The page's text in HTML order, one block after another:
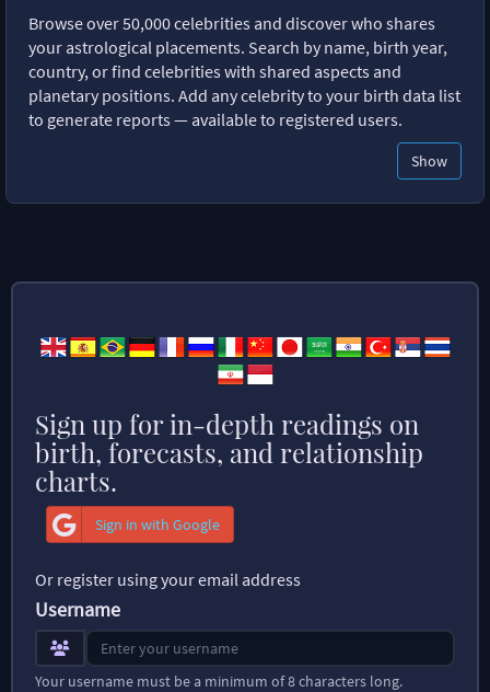
Browse over 50,000 celebrities and discover who shares
your astrological placements. Search by name, birth year,
country, or find celebrities with shared aspects and
planetary positions. Add any celebrity to your birth data list
to generate reports — available to registered users.
Show
Sign up for in-depth readings on
birth, forecasts, and relationship
charts.
Sign in with Google
Or register using your email address
Username
Your username must be a minimum of 8 characters long.